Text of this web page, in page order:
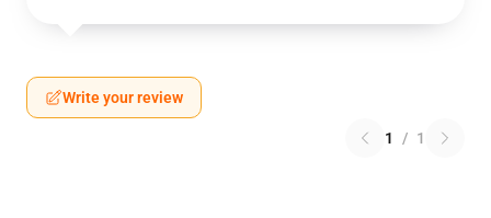
Write your review
1 / 1